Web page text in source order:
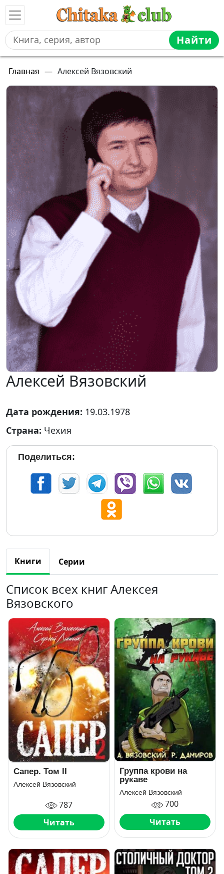
Найти
Главная — Алексей Вязовский
Алексей Вязовский
Дата рождения: 19.03.1978
Страна: Чехия
Поделиться:
Книги Серии
Список всех книг Алексея
Вязовского
Сапер. Том II
Алексей Вязовский
787
Читать
Группа крови на
рукаве
Алексей Вязовский
700
Читать